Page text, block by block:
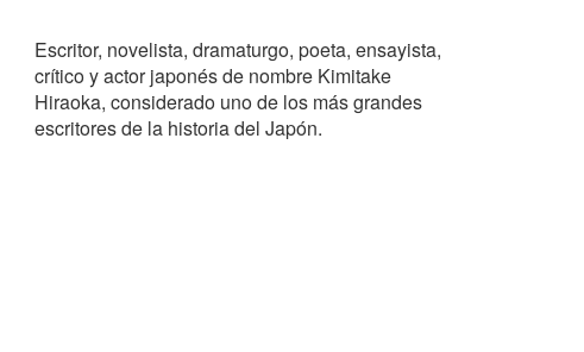
Escritor, novelista, dramaturgo, poeta, ensayista,
crítico y actor japonés de nombre Kimitake
Hiraoka, considerado uno de los más grandes
escritores de la historia del Japón.